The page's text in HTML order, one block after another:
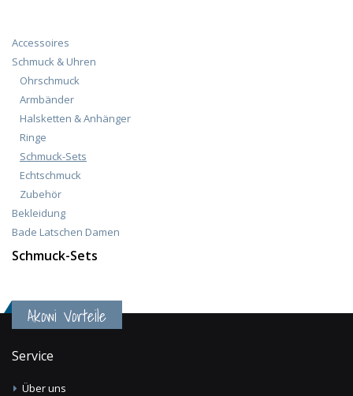
Accessoires
Schmuck & Uhren
Ohrschmuck
Armbänder
Halsketten & Anhänger
Ringe
Schmuck-Sets
Echtschmuck
Zubehör
Bekleidung
Bade Latschen Damen
Schmuck-Sets
Akowi Vorteile
Service
Über uns